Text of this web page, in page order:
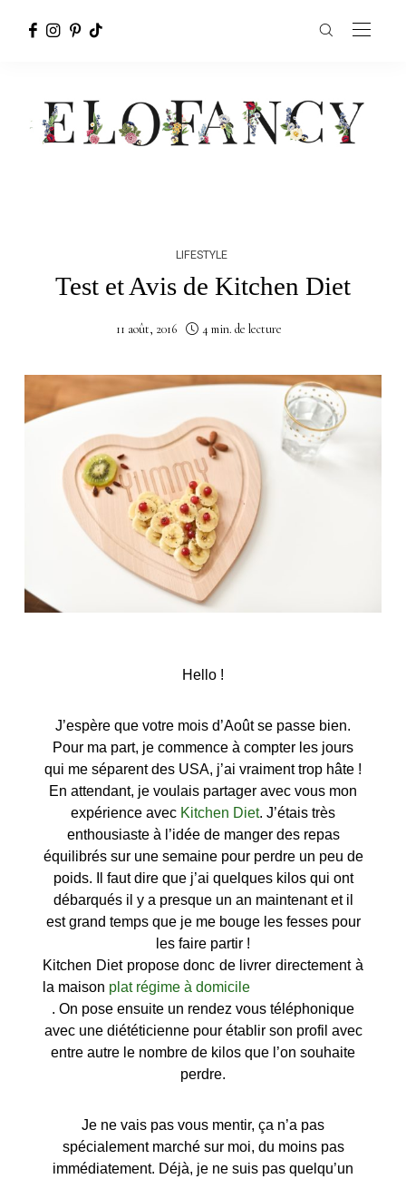
LIFESTYLE
Test et Avis de Kitchen Diet
11 août, 2016 4 min. de lecture
Hello !
J’espère que votre mois d’Août se passe bien.
Pour ma part, je commence à compter les jours
qui me séparent des USA, j’ai vraiment trop hâte !
En attendant, je voulais partager avec vous mon
expérience avec Kitchen Diet. J’étais très
enthousiaste à l’idée de manger des repas
équilibrés sur une semaine pour perdre un peu de
poids. Il faut dire que j’ai quelques kilos qui ont
débarqués il y a presque un an maintenant et il
est grand temps que je me bouge les fesses pour
les faire partir !
Kitchen Diet propose donc de livrer directement à
la maison plat régime à domicile
. On pose ensuite un rendez vous téléphonique
avec une diététicienne pour établir son profil avec
entre autre le nombre de kilos que l’on souhaite
perdre.
Je ne vais pas vous mentir, ça n’a pas
spécialement marché sur moi, du moins pas
immédiatement. Déjà, je ne suis pas quelqu’un